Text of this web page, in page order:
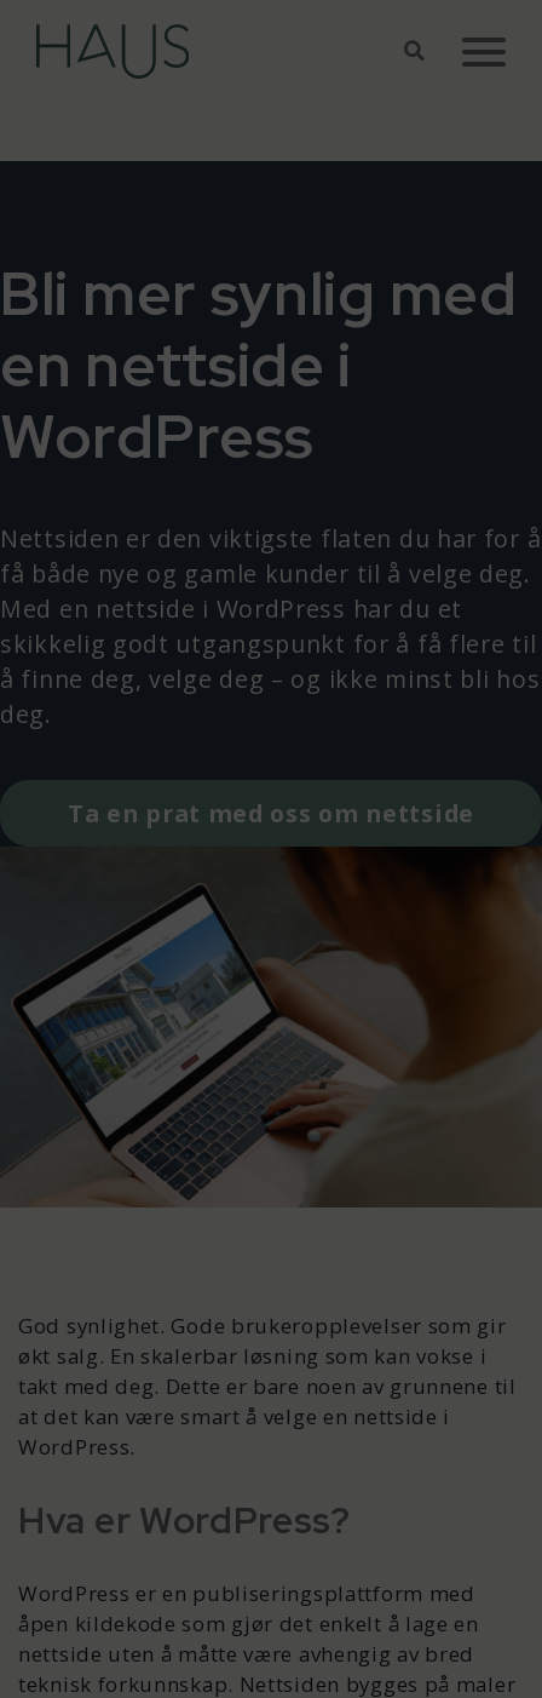
Bli mer synlig med
en nettside i
WordPress
Nettsiden er den viktigste flaten du har for å
få både nye og gamle kunder til å velge deg.
Med en nettside i WordPress har du et
skikkelig godt utgangspunkt for å få flere til
å finne deg, velge deg – og ikke minst bli hos
deg.
Ta en prat med oss om nettside
God synlighet. Gode brukeropplevelser som gir
økt salg. En skalerbar løsning som kan vokse i
takt med deg. Dette er bare noen av grunnene til
at det kan være smart å velge en nettside i
WordPress.
Hva er WordPress?
WordPress er en publiseringsplattform med
åpen kildekode som gjør det enkelt å lage en
nettside uten å måtte være avhengig av bred
teknisk forkunnskap. Nettsiden bygges på maler